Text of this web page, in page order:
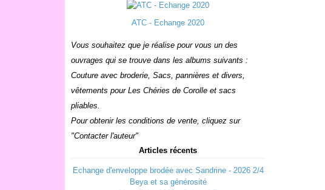
ATC - Echange 2020
Vous souhaitez que je réalise pour vous un des
ouvrages qui se trouve dans les albums suivants :
Couture avec broderie, Sacs, pannières et divers,
vêtements pour Les Chéries de Corolle et sacs
pliables.
Pour obtenir les conditions de vente, cliquez sur
"Contacter l'auteur"
Articles récents
Echange d'enveloppe brodée avec Sandrine - 2026 2/4
Beya et sa générosité